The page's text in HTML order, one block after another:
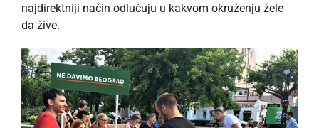
najdirektniji način odlučuju u kakvom okruženju žele
da žive.